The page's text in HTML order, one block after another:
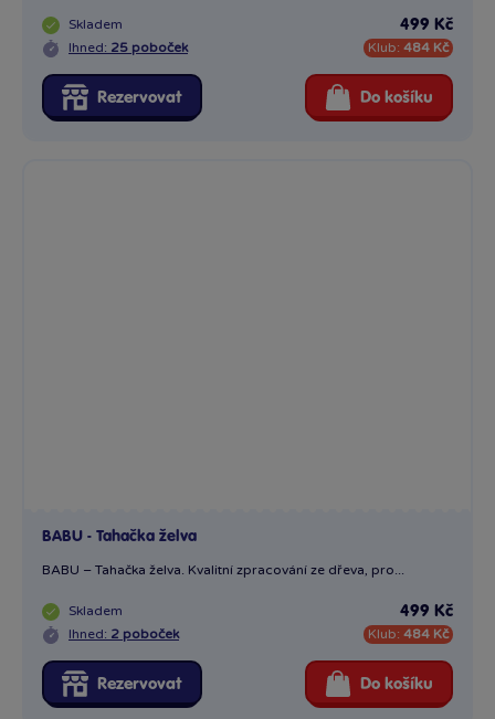
Skladem
Ihned: 25 poboček
499 Kč
Klub: 484 Kč
Rezervovat Do košíku
BABU - Tahačka želva
BABU – Tahačka želva. Kvalitní zpracování ze dřeva, pro...
Skladem
Ihned: 2 poboček
499 Kč
Klub: 484 Kč
Rezervovat Do košíku